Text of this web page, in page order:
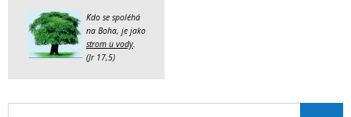
Kdo se spoléhá
na Boha, je jako
strom u vody.
(Jr 17,5)